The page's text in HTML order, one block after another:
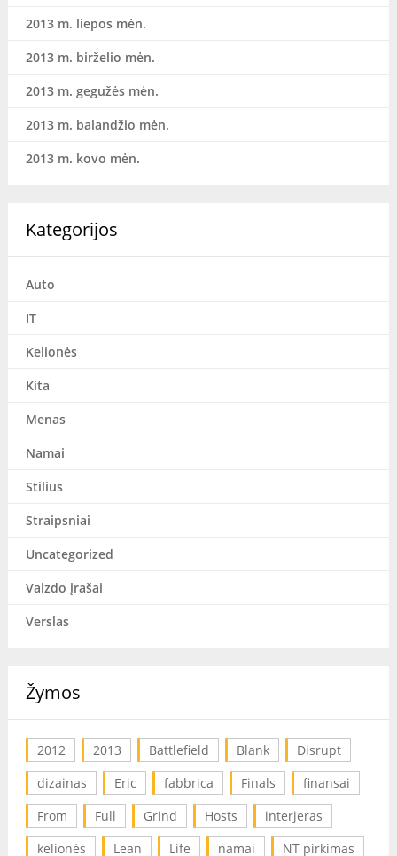
2013 m. liepos mėn.
2013 m. birželio mėn.
2013 m. gegužės mėn.
2013 m. balandžio mėn.
2013 m. kovo mėn.
Kategorijos
Auto
IT
Kelionės
Kita
Menas
Namai
Stilius
Straipsniai
Uncategorized
Vaizdo įrašai
Verslas
Žymos
2012 2013 Battlefield Blank
Disrupt
dizainas
Eric fabbrica Finals
finansai
From
Full Grind Hosts
interjeras
kelionės
Lean Life namai NT pirkimas